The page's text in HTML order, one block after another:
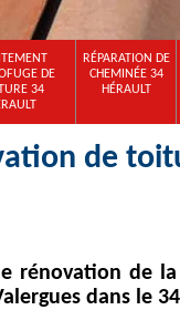
DE
34
RÉPARATION DE
CHEMINÉE 34
HÉRAULT
de
rénovation de
dans le